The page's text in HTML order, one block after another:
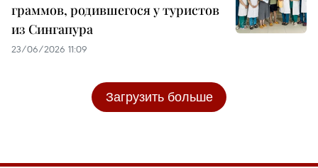
граммов, родившегося у туристов
из Сингапура
23/06/2026 11:09
Загрузить больше